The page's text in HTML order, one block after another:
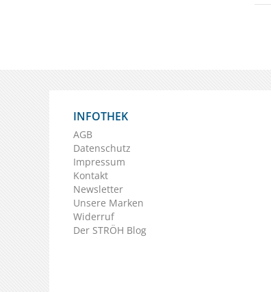
INFOTHEK
AGB
Datenschutz
Impressum
Kontakt
Newsletter
Unsere Marken
Widerruf
Der STRÖH Blog